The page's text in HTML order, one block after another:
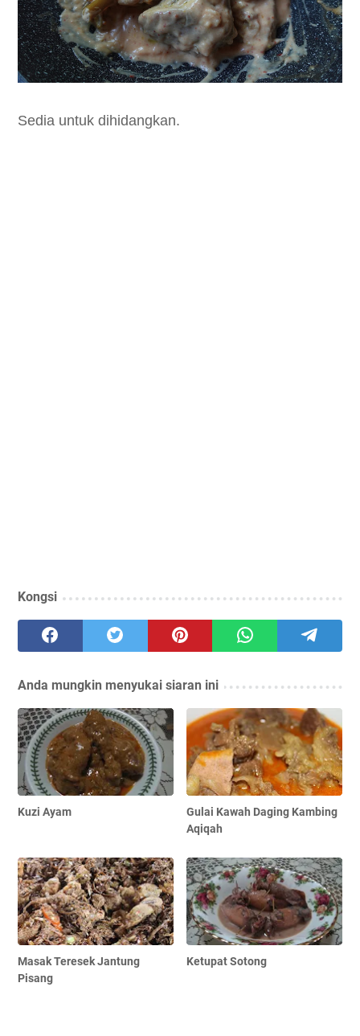
Sedia untuk dihidangkan.
Kongsi
Anda mungkin menyukai siaran ini
Kuzi Ayam
Gulai Kawah Daging Kambing
Aqiqah
Masak Teresek Jantung
Pisang
Ketupat Sotong